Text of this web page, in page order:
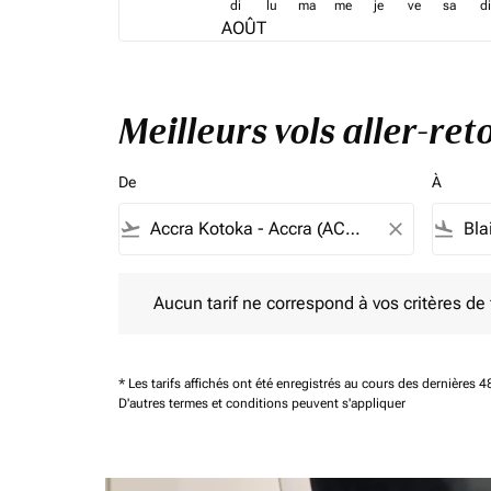
di
AOÛT
lu ma me je ve sa di
Meilleurs vols aller-
De
flight_takeoff close
À
flight_land
Aucun tarif ne correspond à vos critères
* Les tarifs affichés ont été enregistrés au cours des dernières
D'autres termes et conditions peuvent s'appliquer